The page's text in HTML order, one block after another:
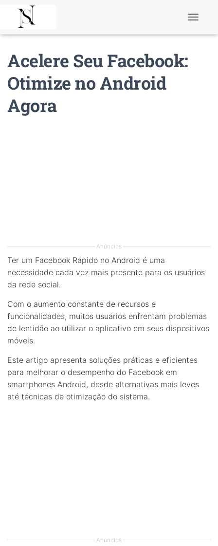
Acelere Seu Facebook:
Otimize no Android
Agora
Anúncios
Ter um Facebook Rápido no Android é uma
necessidade cada vez mais presente para os usuários
da rede social.
Com o aumento constante de recursos e
funcionalidades, muitos usuários enfrentam problemas
de lentidão ao utilizar o aplicativo em seus dispositivos
móveis.
Este artigo apresenta soluções práticas e eficientes
para melhorar o desempenho do Facebook em
smartphones Android, desde alternativas mais leves
até técnicas de otimização do sistema.
Anúncios